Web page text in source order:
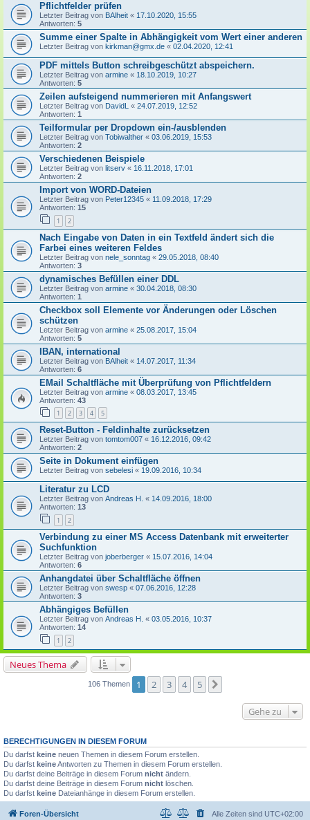
Pflichtfelder prüfen
Letzter Beitrag von BAlheit « 17.10.2020, 15:55
Antworten: 5
Summe einer Spalte in Abhängigkeit vom Wert einer anderen
Letzter Beitrag von kirkman@gmx.de « 02.04.2020, 12:41
PDF mittels Button schreibgeschützt abspeichern.
Letzter Beitrag von armine « 18.10.2019, 10:27
Antworten: 5
Zeilen aufsteigend nummerieren mit Anfangswert
Letzter Beitrag von DavidL « 24.07.2019, 12:52
Antworten: 1
Teilformular per Dropdown ein-/ausblenden
Letzter Beitrag von Tobiwalther « 03.06.2019, 15:53
Antworten: 2
Verschiedenen Beispiele
Letzter Beitrag von litserv « 16.11.2018, 17:01
Antworten: 2
Import von WORD-Dateien
Letzter Beitrag von Peter12345 « 11.09.2018, 17:29
Antworten: 15
1 2
Nach Eingabe von Daten in ein Textfeld ändert sich die
Farbei eines weiteren Feldes
Letzter Beitrag von nele_sonntag « 29.05.2018, 08:40
Antworten: 3
dynamisches Befüllen einer DDL
Letzter Beitrag von armine « 30.04.2018, 08:30
Antworten: 1
Checkbox soll Elemente vor Änderungen oder Löschen
schützen
Letzter Beitrag von armine « 25.08.2017, 15:04
Antworten: 5
IBAN, international
Letzter Beitrag von BAlheit « 14.07.2017, 11:34
Antworten: 6
EMail Schaltfläche mit Überprüfung von Pflichtfeldern
Letzter Beitrag von armine « 08.03.2017, 13:45
Antworten: 43
1 2 3 4 5
Reset-Button - Feldinhalte zurücksetzen
Letzter Beitrag von tomtom007 « 16.12.2016, 09:42
Antworten: 2
Seite in Dokument einfügen
Letzter Beitrag von sebelesi « 19.09.2016, 10:34
Literatur zu LCD
Letzter Beitrag von Andreas H. « 14.09.2016, 18:00
Antworten: 13
1 2
Verbindung zu einer MS Access Datenbank mit erweiterter
Suchfunktion
Letzter Beitrag von joberberger « 15.07.2016, 14:04
Antworten: 6
Anhangdatei über Schaltfläche öffnen
Letzter Beitrag von swesp « 07.06.2016, 12:28
Antworten: 3
Abhängiges Befüllen
Letzter Beitrag von Andreas H. « 03.05.2016, 10:37
Antworten: 14
1 2
Neues Thema
106 Themen 1 2 3 4 5
Gehe zu
BERECHTIGUNGEN IN DIESEM FORUM
Du darfst keine neuen Themen in diesem Forum erstellen.
Du darfst keineAntworten zu Themen in diesem Forum erstellen.
Du darfst deine Beiträge in diesem Forum nicht ändern.
Du darfst deine Beiträge in diesem Forum nicht löschen.
Du darfst keine Dateianhänge in diesem Forum erstellen.
Foren-Übersicht Alle Zeiten sind UTC+02:00